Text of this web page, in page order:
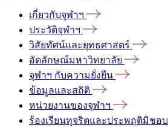
เกี่ยวกับจุฬาฯ
ประวัติจุฬาฯ
วิสัยทัศน์และยุทธศาสตร์
อัตลักษณ์มหาวิทยาลัย
จุฬาฯ กับความยั่งยืน
ข้อมูลและสถิติ
หน่วยงานของจุฬาฯ
ร้องเรียนทุจริตและประพฤติมิชอบ